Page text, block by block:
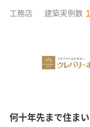
工務店 建築実例数
何十年先まで住ま